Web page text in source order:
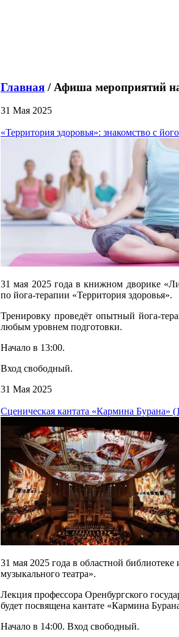
Главная / Афиша мероприятий
31 Мая 2025
«Территория здоровья»: знакомство с
31 мая 2025 года в книжном дворике
по йога-терапии «Территория здоровья».
Тренировку проведёт опытный йога-
любым уровнем подготовки.
Начало в 13:00.
Вход свободный.
31 Мая 2025
Сценическая кантата «Кармина Бурана»
31 мая 2025 года в областной
музыкального театра».
Лекция профессора Оренбургского
будет посвящена кантате «Кармина
Начало в 14:00. Вход свободный.